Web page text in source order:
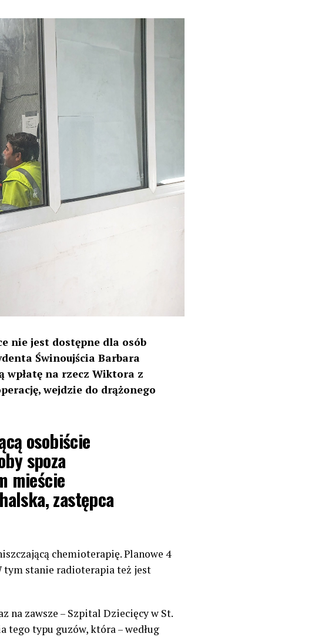
nie jest dostępne dla osób
Świnoujścia Barbara
wpłatę na rzecz Wiktora z
wejdzie do drążonego
osobiście
spoza
mieście
zastępca
chemioterapię. Planowe 4
tym stanie radioterapia też jest
na zawsze – Szpital Dziecięcy w St.
tego typu guzów, która – według